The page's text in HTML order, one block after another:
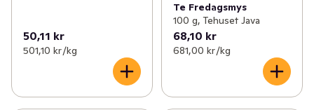
50,11 kr
501,10 kr /kg
Te Fredagsmys
100 g, Tehuset Java
68,10 kr
681,00 kr /kg